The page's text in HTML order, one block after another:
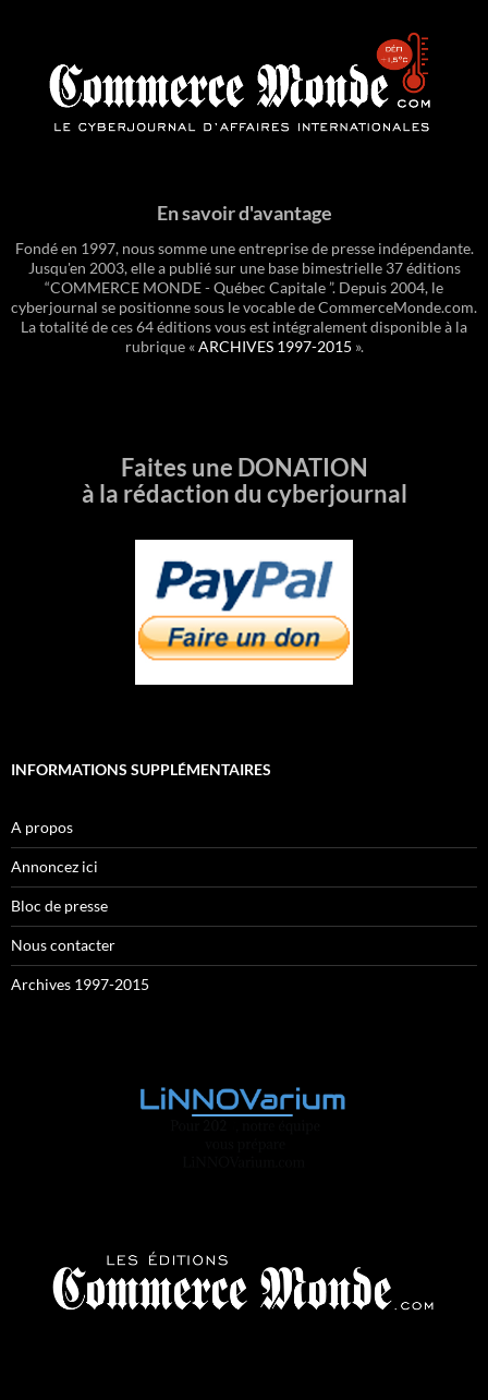
En savoir d'avantage
Fondé en 1997, nous somme une entreprise de presse indépendante.
Jusqu'en 2003, elle a publié sur une base bimestrielle 37 éditions
“COMMERCE MONDE - Québec Capitale ”. Depuis 2004, le
cyberjournal se positionne sous le vocable de CommerceMonde.com.
La totalité de ces 64 éditions vous est intégralement disponible à la
rubrique «ARCHIVES 1997-2015 ».
Faites une DONATION
à la rédaction du cyberjournal
INFORMATIONS SUPPLÉMENTAIRES
A propos
Annoncez ici
Bloc de presse
Nous contacter
Archives 1997-2015